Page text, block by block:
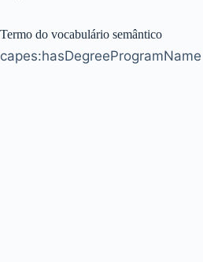
Termo do vocabulário semântico
capes:hasDegreeProgramName